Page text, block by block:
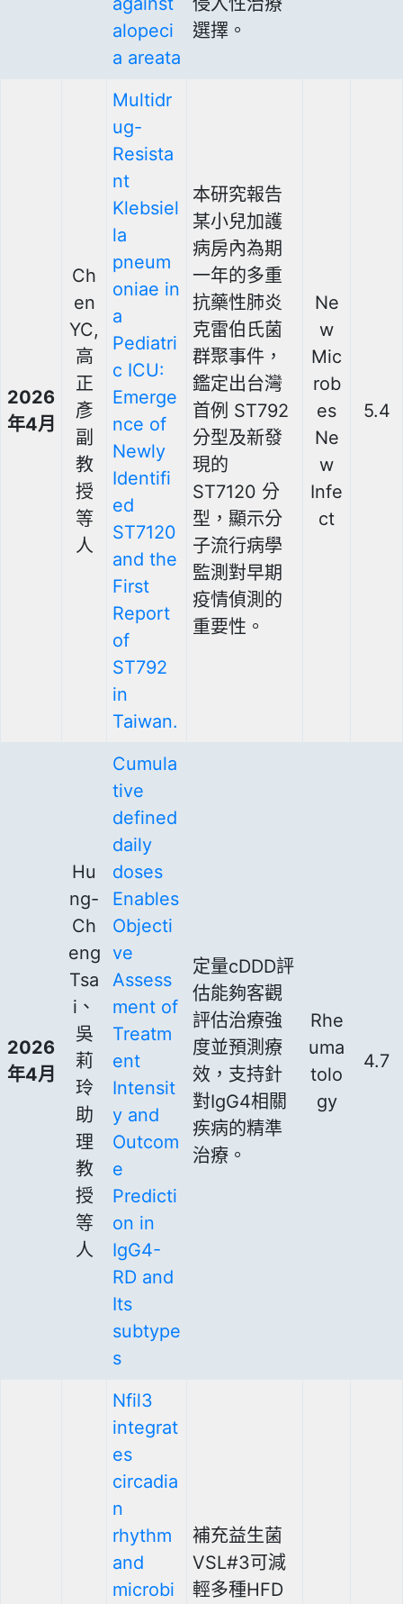
alopeci
a areata
選擇。
2026
年4月
Ch
en
YC,
高
正
彥
副
教
授
等
人
Multidr
ug-
Resista
nt
Klebsiel
la
pneum
oniae in
a
Pediatri
c ICU:
Emerge
nce of
Newly
Identifi
ed
ST7120
and the
First
Report
of
ST792
in
Taiwan.
本研究報告
某小兒加護
病房內為期
一年的多重
抗藥性肺炎
克雷伯氏菌
群聚事件，
鑑定出台灣
首例 ST792
分型及新發
現的
ST7120 分
型，顯示分
子流行病學
監測對早期
疫情偵測的
重要性。
Ne
w
Mic
rob
es
Ne
w
Infe
ct
5.4
2026
年4月
Hu
ng-
Ch
eng
Tsa
i、
吳
莉
玲
助
理
教
授
等
人
Cumula
tive
defined
daily
doses
Enables
Objecti
ve
Assess
ment of
Treatm
ent
Intensit
y and
Outcom
e
Predicti
on in
IgG4-
RD and
Its
subtype
s
定量cDDD評
估能夠客觀
評估治療強
度並預測療
效，支持針
對IgG4相關
疾病的精準
治療。
Rhe
uma
tolo
gy
4.7
Nfil3
integrat
es
circadia
n
rhythm
and
microbi
補充益生菌
VSL#3可減
輕多種HFD